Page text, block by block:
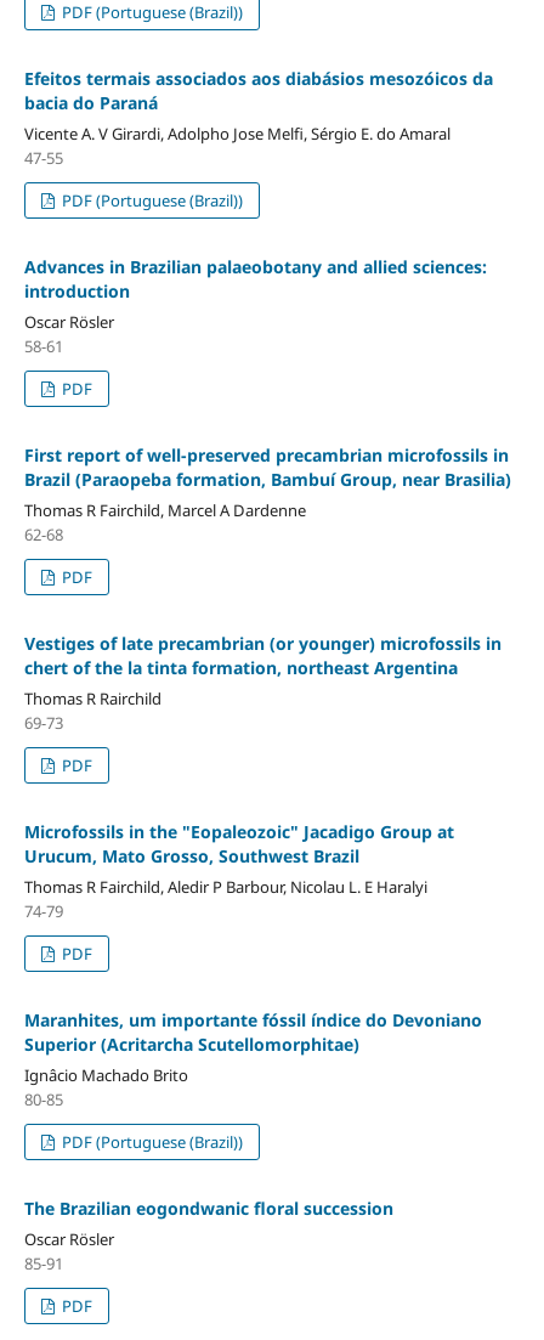
PDF (Portuguese (Brazil))
Efeitos termais associados aos diabásios mesozóicos da
bacia do Paraná
Vicente A. V Girardi, Adolpho Jose Melfi, Sérgio E. do Amaral
47-55
PDF (Portuguese (Brazil))
Advances in Brazilian palaeobotany and allied sciences:
introduction
Oscar Rösler
58-61
PDF
First report of well-preserved precambrian microfossils in
Brazil (Paraopeba formation, Bambuí Group, near Brasilia)
Thomas R Fairchild, Marcel A Dardenne
62-68
PDF
Vestiges of late precambrian (or younger) microfossils in
chert of the la tinta formation, northeast Argentina
Thomas R Rairchild
69-73
PDF
Microfossils in the "Eopaleozoic" Jacadigo Group at
Urucum, Mato Grosso, Southwest Brazil
Thomas R Fairchild, Aledir P Barbour, Nicolau L. E Haralyi
74-79
PDF
Maranhites, um importante fóssil índice do Devoniano
Superior (Acritarcha Scutellomorphitae)
Ignâcio Machado Brito
80-85
PDF (Portuguese (Brazil))
The Brazilian eogondwanic floral succession
Oscar Rösler
85-91
PDF